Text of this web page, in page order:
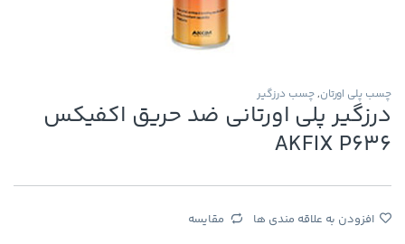
چسب پلی اورتان,چسب درزگیر
درزگیر پلی اورتانی ضد حریق اکفیکس
AKFIX P636
افزودن به علاقه مندی ها مقایسه